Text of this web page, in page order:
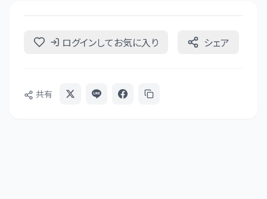
ログインしてお気に入り シェア
共有